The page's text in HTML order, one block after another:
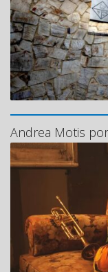
Andrea Motis